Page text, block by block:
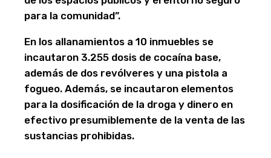
para la comunidad”.
En los allanamientos a 10 inmuebles se
incautaron 3.255 dosis de cocaína base,
además de dos revólveres y una pistola a
fogueo. Además, se incautaron elementos
para la dosificación de la droga y dinero en
efectivo presumiblemente de la venta de las
sustancias prohibidas.